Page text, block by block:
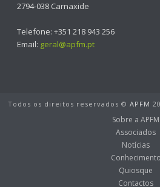
2794-038 Carnaxide
Telefone: +351 218 943 256
Email: geral@apfm.pt
Todos os direitos reservados © APFM
Sobre a APFM
Associados
Notícias
Conhecimento
Quiosque
Contactos